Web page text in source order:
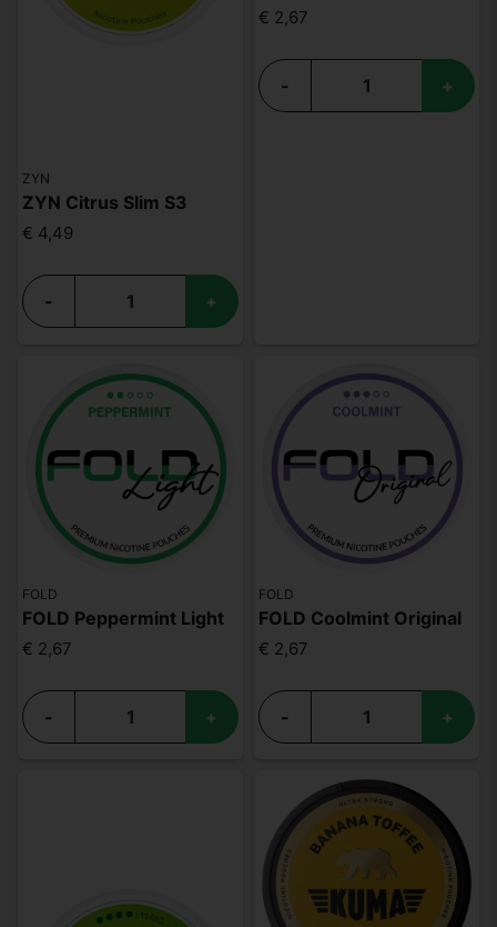
ZYN
ZYN Citrus Slim S3
€ 4,49
- +
€ 2,67
- +
FOLD
FOLD Peppermint Light
€ 2,67
- +
FOLD
FOLD Coolmint Original
€ 2,67
- +